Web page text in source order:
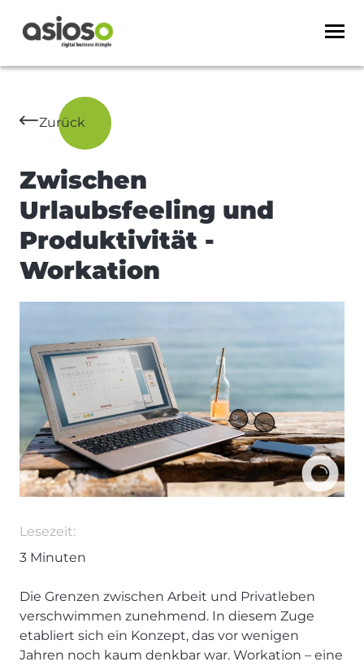
Zurück
Zwischen
Urlaubsfeeling und
Produktivität -
Workation
Lesezeit:
3 Minuten
Die Grenzen zwischen Arbeit und Privatleben
verschwimmen zunehmend. In diesem Zuge
etabliert sich ein Konzept, das vor wenigen
Jahren noch kaum denkbar war. Workation – eine